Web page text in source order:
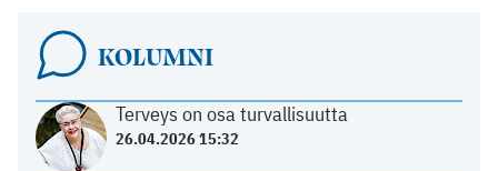
KOLUMNI
Terveys on osa turvallisuutta
26.04.2026 15:32